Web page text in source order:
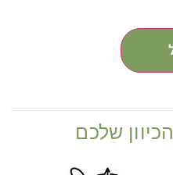
שלכם